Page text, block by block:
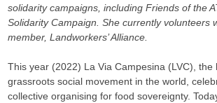
solidarity campaigns, including Friends of the
Solidarity Campaign. She currently volunteers
member, Landworkers’ Alliance.
This year (2022) La Via Campesina (LVC), the
grassroots social movement in the world,
collective organising for food sovereignty.